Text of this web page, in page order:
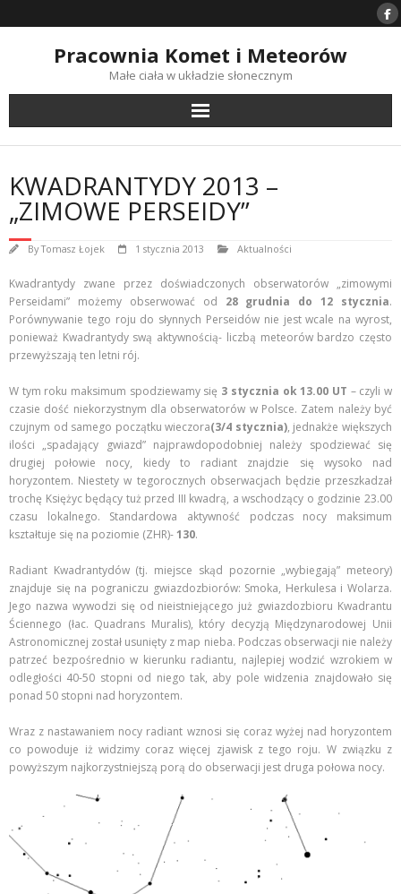
to
Pracownia Komet i Meteorów
Małe ciała w układzie słonecznym
KWADRANTYDY 2013 –
„ZIMOWE PERSEIDY”
ByTomasz Łojek 1 stycznia 2013 Aktualności
Kwadrantydy zwane przez doświadczonych obserwatorów „zimowymi
Perseidami” możemy obserwować od 28 grudnia do 12 stycznia.
Porównywanie tego roju do słynnych Perseidów nie jest wcale na wyrost,
ponieważ Kwadrantydy swą aktywnością- liczbą meteorów bardzo często
przewyższają ten letni rój.
W tym roku maksimum spodziewamy się 3 stycznia ok 13.00 UT – czyli w
czasie dość niekorzystnym dla obserwatorów w Polsce. Zatem należy być
czujnym od samego początku wieczora(3/4 stycznia), jednakże większych
ilości „spadający gwiazd” najprawdopodobniej należy spodziewać się
drugiej połowie nocy, kiedy to radiant znajdzie się wysoko nad
horyzontem. Niestety w tegorocznych obserwacjach będzie przeszkadzał
trochę Księżyc będący tuż przed III kwadrą, a wschodzący o godzinie 23.00
czasu lokalnego. Standardowa aktywność podczas nocy maksimum
kształtuje się na poziomie (ZHR)-130.
Radiant Kwadrantydów (tj. miejsce skąd pozornie „wybiegają” meteory)
znajduje się na pograniczu gwiazdozbiorów: Smoka, Herkulesa i Wolarza.
Jego nazwa wywodzi się od nieistniejącego już gwiazdozbioru Kwadrantu
Ściennego (łac. Quadrans Muralis), który decyzją Międzynarodowej Unii
Astronomicznej został usunięty z map nieba. Podczas obserwacji nie należy
patrzeć bezpośrednio w kierunku radiantu, najlepiej wodzić wzrokiem w
odległości 40-50 stopni od niego tak, aby pole widzenia znajdowało się
ponad 50 stopni nad horyzontem.
Wraz z nastawaniem nocy radiant wznosi się coraz wyżej nad horyzontem
co powoduje iż widzimy coraz więcej zjawisk z tego roju. W związku z
powyższym najkorzystniejszą porą do obserwacji jest druga połowa nocy.